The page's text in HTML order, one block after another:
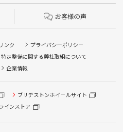
お客様の声
リンク
プライバシーポリシー
特定整備に関する弊社取組について
企業情報
ブリヂストンホイールサイト
インストア
イヤ履き替え/オイル交換/その他